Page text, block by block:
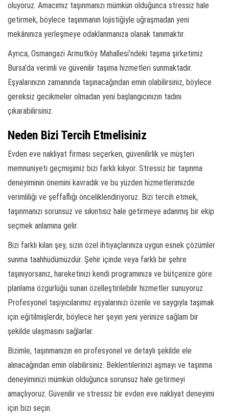
oluyoruz. Amacımız taşınmanızı mümkün olduğunca stressiz hale
getirmek, böylece taşınmanın lojistiğiyle uğraşmadan yeni
mekânınıza yerleşmeye odaklanmanıza olanak tanımaktır.
Ayrıca, Osmangazi Armutköy Mahallesi’ndeki taşıma şirketimiz
Bursa’da verimli ve güvenilir taşıma hizmetleri sunmaktadır.
Eşyalarınızın zamanında taşınacağından emin olabilirsiniz, böylece
gereksiz gecikmeler olmadan yeni başlangıcınızın tadını
çıkarabilirsiniz.
Neden Bizi Tercih Etmelisiniz
Evden eve nakliyat firması seçerken, güvenilirlik ve müşteri
memnuniyeti geçmişimiz bizi farklı kılıyor. Stressiz bir taşınma
deneyiminin önemini kavradık ve bu yüzden hizmetlerimizde
verimliliği ve şeffaflığı önceliklendiriyoruz. Bizi tercih etmek,
taşınmanızı sorunsuz ve sıkıntısız hale getirmeye adanmış bir ekip
seçmek anlamına gelir.
Bizi farklı kılan şey, sizin özel ihtiyaçlarınıza uygun esnek çözümler
sunma taahhüdümüzdür. Şehir içinde veya farklı bir şehre
taşınıyorsanız, hareketinizi kendi programınıza ve bütçenize göre
planlama özgürlüğü sunan özelleştirilebilir hizmetler sunuyoruz.
Profesyonel taşıyıcılarımız eşyalarınızı özenle ve saygıyla taşımak
için eğitilmişlerdir, böylece her şeyin yeni yerinize sağlam bir
şekilde ulaşmasını sağlarlar.
Bizimle, taşınmanızın en profesyonel ve detaylı şekilde ele
alınacağından emin olabilirsiniz. Beklentilerinizi aşmayı ve taşınma
deneyiminizi mümkün olduğunca sorunsuz hale getirmeyi
amaçlıyoruz. Güvenilir ve stressiz bir evden eve nakliyat deneyimi
için bizi seçin.